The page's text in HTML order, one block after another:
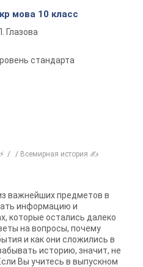
мова 10 класс
Глазова
стандарта
Всемирная история ✍
важнейших предметов в
информацию и
которые остались далеко
на вопросы, почему
и как они сложились в
историю, значит, не
Вы учитесь в выпускном